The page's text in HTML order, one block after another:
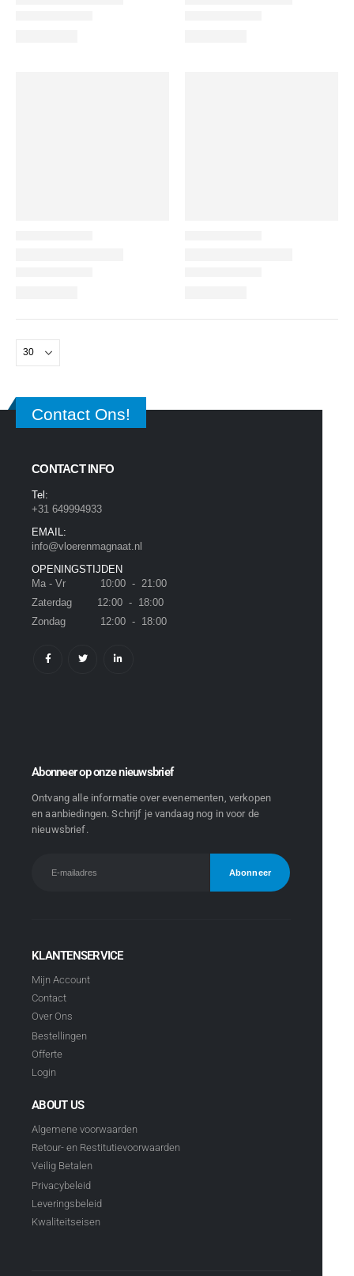
Contact Ons!
CONTACT INFO
Tel:
+31 649994933
EMAIL:
info@vloerenmagnaat.nl
OPENINGSTIJDEN
Ma - Vr 10:00 - 21:00
Zaterdag 12:00 - 18:00
Zondag 12:00 - 18:00
Abonneer op onze nieuwsbrief
Ontvang alle informatie over evenementen, verkopen
en aanbiedingen. Schrijf je vandaag nog in voor de
nieuwsbrief.
KLANTENSERVICE
Mijn Account
Contact
Over Ons
Bestellingen
Offerte
Login
ABOUT US
Algemene voorwaarden
Retour- en Restitutievoorwaarden
Veilig Betalen
Privacybeleid
Leveringsbeleid
Kwaliteitseisen